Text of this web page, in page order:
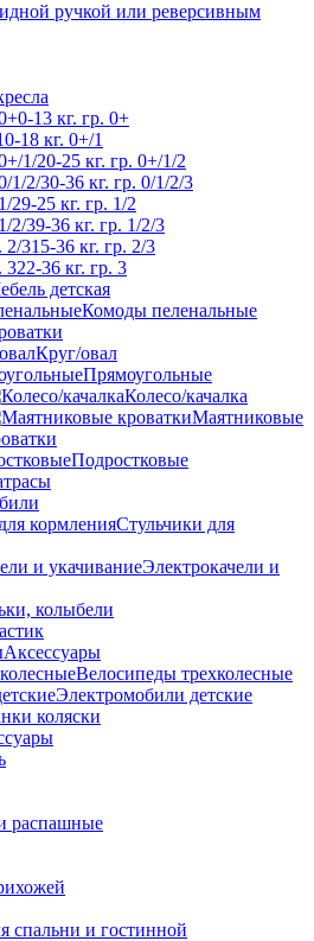
ручкой или реверсивным
0-13 кг. гр. 0+
0-18 кг. 0+/1
0-25 кг. гр. 0+/1/2
0-36 кг. гр. 0/1/2/3
9-25 кг. гр. 1/2
9-36 кг. гр. 1/2/3
15-36 кг. гр. 2/3
22-36 кг. гр. 3
детская
Комоды пеленальные
Круг/овал
Прямоугольные
Колесо/качалка
Маятниковые
Подростковые
Стульчики для
Электрокачели и
колыбели
Аксессуары
Велосипеды трехколесные
Электромобили детские
коляски
распашные
спальни и гостинной